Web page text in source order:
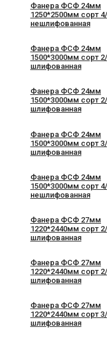
Фанера ФСФ 24мм
1250*2500мм сорт
нешлифованная
Фанера ФСФ 24мм
1500*3000мм сорт
шлифованная
Фанера ФСФ 24мм
1500*3000мм сорт
шлифованная
Фанера ФСФ 24мм
1500*3000мм сорт
шлифованная
Фанера ФСФ 24мм
1500*3000мм сорт
нешлифованная
Фанера ФСФ 27мм
1220*2440мм сорт
шлифованная
Фанера ФСФ 27мм
1220*2440мм сорт
шлифованная
Фанера ФСФ 27мм
1220*2440мм сорт
шлифованная